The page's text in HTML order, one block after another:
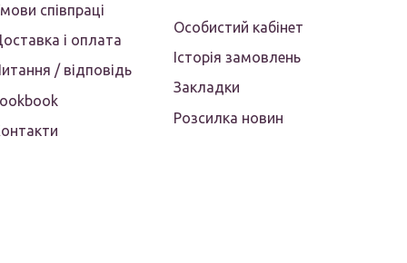
співпраці
і оплата
/ відповідь
Особистий кабінет
Історія замовлень
Закладки
Розсилка новин